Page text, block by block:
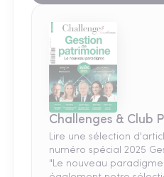
Challenges & Club
Lire une sélection
numéro spécial 2025
"Le nouveau